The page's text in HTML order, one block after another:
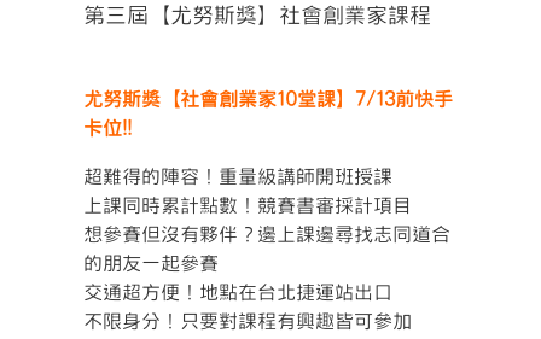
第三屆【尤努斯獎】社會創業家課程
尤努斯獎【社會創業家10堂課】7/13前快手
卡位!!
超難得的陣容！重量級講師開班授課
上課同時累計點數！競賽書審採計項目
想參賽但沒有夥伴？邊上課邊尋找志同道合
的朋友一起參賽
交通超方便！地點在台北捷運站出口
不限身分！只要對課程有興趣皆可參加